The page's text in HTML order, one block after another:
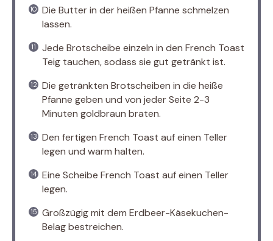
Die Butter in der heißen Pfanne schmelzen
lassen.
Jede Brotscheibe einzeln in den French Toast
Teig tauchen, sodass sie gut getränkt ist.
Die getränkten Brotscheiben in die heiße
Pfanne geben und von jeder Seite 2-3
Minuten goldbraun braten.
Den fertigen French Toast auf einen Teller
legen und warm halten.
Eine Scheibe French Toast auf einen Teller
legen.
Großzügig mit dem Erdbeer-Käsekuchen-
Belag bestreichen.